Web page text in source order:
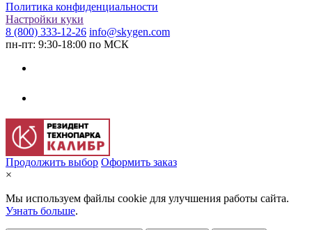
Политика конфиденциальности
Настройки куки
8 (800) 333-12-26 info@skygen.com
пн-пт: 9:30-18:00 по МСК
Продолжить выбор Оформить заказ
×
Мы используем файлы cookie для улучшения работы сайта.
Узнать больше.